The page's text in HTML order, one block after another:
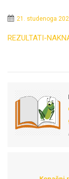
21. studenoga
REZULTATI-